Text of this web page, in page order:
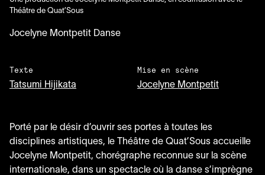
Théâtre de Quat’Sous
Jocelyne Montpetit Danse
Texte
Tatsumi Hijikata
Mise en scène
Jocelyne Montpetit
Porté par le désir d’ouvrir ses portes à toutes les
disciplines artistiques, le Théâtre de Quat’Sous accueille
Jocelyne Montpetit, chorégraphe reconnue sur la scène
internationale, dans un spectacle où la danse s’imprègne